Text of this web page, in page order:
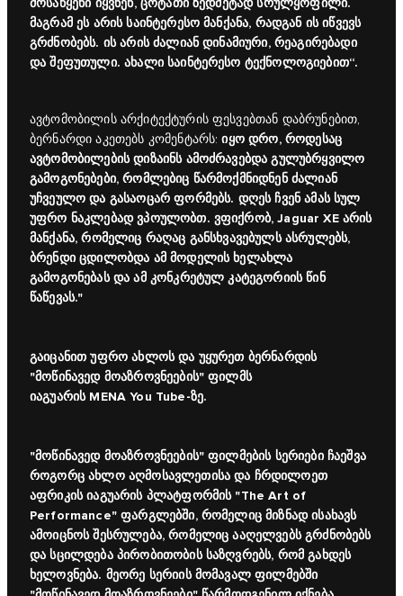
მოსაწყენი იყვნენ, ცოტათი ზედმეტად სრულყოფილი.
მაგრამ ეს არის საინტერესო მანქანა, რადგან ის იწვევს
გრძნობებს. ის არის ძალიან დინამიური, რეაგირებადი
და შეფუთული. ახალი საინტერესო ტექნოლოგიებით“.
ავტომობილის არქიტექტურის ფესვებთან დაბრუნებით,
ბერნარდი აკეთებს კომენტარს:იყო დრო, როდესაც
ავტომობილების დიზაინს ამოძრავებდა გულუბრყვილო
გამოგონებები, რომლებიც წარმოქმნიდნენ ძალიან
უჩვეულო და გასაოცარ ფორმებს. დღეს ჩვენ ამას სულ
უფრო ნაკლებად ვპოულობთ. ვფიქრობ, Jaguar XE არის
მანქანა, რომელიც რაღაც განსხვავებულს ასრულებს,
ბრენდი ცდილობდა ამ მოდელის ხელახლა
გამოგონებას და ამ კონკრეტულ კატეგორიის წინ
წაწევას."
გაიცანით უფრო ახლოს და უყურეთ ბერნარდის
"მოწინავედ მოაზროვნეების" ფილმს
იაგუარის MENA You Tube-ზე.
"მოწინავედ მოაზროვნეების"ფილმების სერიებიჩაეშვა
როგორც ახლო აღმოსავლეთისა და ჩრდილოეთ
აფრიკის იაგუარის პლატფორმის "The Art of
Performance" ფარგლებში, რომელიც მიზნად ისახავს
ამოიცნოს შესრულება, რომელიც ააღელვებს გრძნობებს
და სცილდება პირობითობის საზღვრებს, რომ გახდეს
ხელოვნება. მეორე სერიის მომავალ ფილმებში